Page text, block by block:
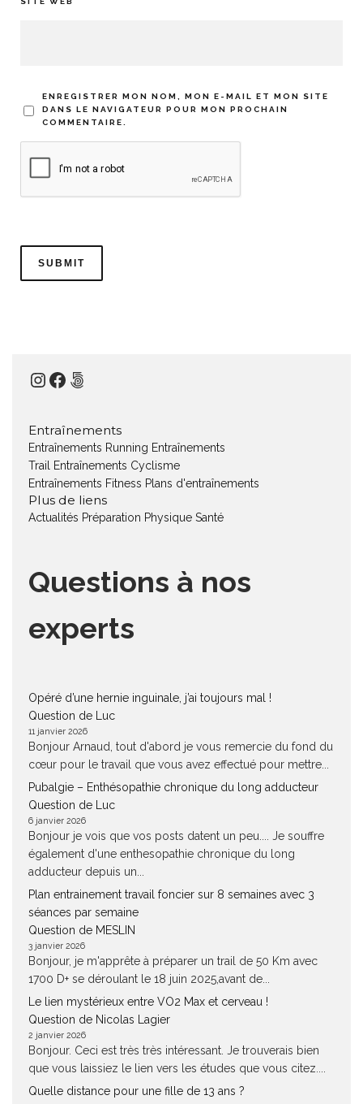
ENREGISTRER MON NOM, MON E-MAIL ET MON SITE
DANS LE NAVIGATEUR POUR MON PROCHAIN
COMMENTAIRE.
Instagram
Facebook
500px
Entraînements
Entraînements Running Entraînements
Trail
Entraînements Cyclisme
Entraînements Fitness Plans d'entraînements
Plus de liens
Actualités Préparation Physique Santé
Questions à nos
experts
Opéré d’une hernie inguinale, j’ai toujours mal !
Question de Luc
11 janvier 2026
Bonjour Arnaud, tout d'abord je vous remercie du fond du
cœur pour le travail que vous avez effectué pour mettre...
Pubalgie – Enthésopathie chronique du long adducteur
Question de Luc
6 janvier 2026
Bonjour je vois que vos posts datent un peu.... Je souffre
également d'une enthesopathie chronique du long
adducteur depuis un...
Plan entrainement travail foncier sur 8 semaines avec 3
séances par semaine
Question de MESLIN
3 janvier 2026
Bonjour, je m'apprête à préparer un trail de 50 Km avec
1700 D+ se déroulant le 18 juin 2025,avant de...
Le lien mystérieux entre VO2 Max et cerveau !
Question de Nicolas Lagier
2 janvier 2026
Bonjour. Ceci est très très intéressant. Je trouverais bien
que vous laissiez le lien vers les études que vous citez....
Quelle distance pour une fille de 13 ans ?